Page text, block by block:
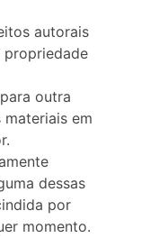
autorais
propriedade
outra
em
dessas
por
momento.